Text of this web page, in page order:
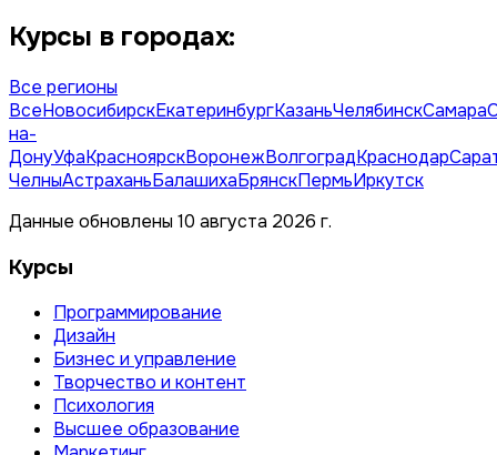
Курсы в городах:
Все регионы
ВсеНовосибирскЕкатеринбургКазаньЧелябинскСамара
на-
ДонуУфаКрасноярскВоронежВолгоградКраснодар
ЧелныАстраханьБалашихаБрянскПермьИркутск
Данные обновлены 10 августа 2026 г.
Курсы
Программирование
Дизайн
Бизнес и управление
Творчество и контент
Психология
Высшее образование